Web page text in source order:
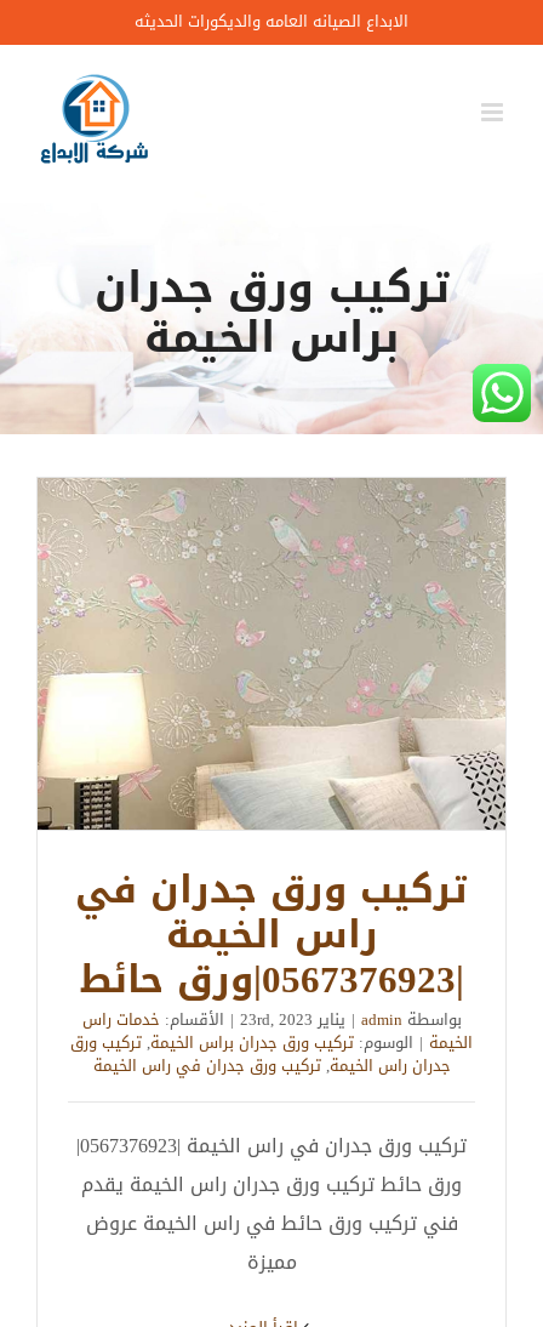
to
content
الابداع الصيانه العامه والديكورات الحديثه
تركيب ورق جدران
براس الخيمة
تركيب ورق جدران في
راس الخيمة
|0567376923|ورق حائط
بواسطةadmin
| يناير 23rd, 2023 | الأقسام: خدمات راس
الخيمة | الوسوم: تركيب ورق جدران براس الخيمة,تركيب ورق
جدران راس الخيمة,تركيب ورق جدران في راس الخيمة
تركيب ورق جدران في راس الخيمة |0567376923|
ورق حائط تركيب ورق جدران راس الخيمة يقدم
فني تركيب ورق حائط في راس الخيمة عروض
مميزة